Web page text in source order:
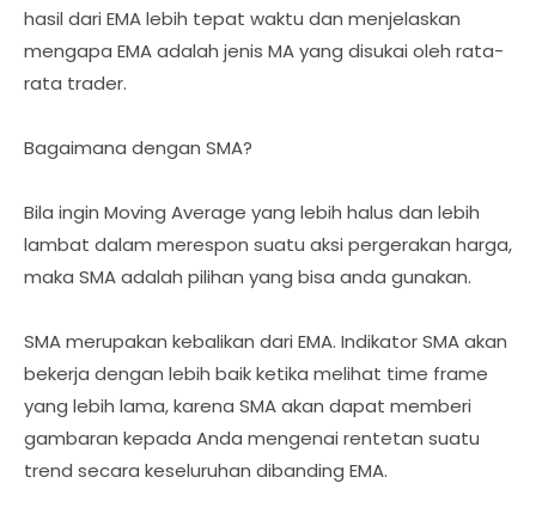
hasil dari EMA lebih tepat waktu dan menjelaskan
mengapa EMA adalah jenis MA yang disukai oleh rata-
rata trader.
Bagaimana dengan SMA?
Bila ingin Moving Average yang lebih halus dan lebih
lambat dalam merespon suatu aksi pergerakan harga,
maka SMA adalah pilihan yang bisa anda gunakan.
SMA merupakan kebalikan dari EMA. Indikator SMA akan
bekerja dengan lebih baik ketika melihat time frame
yang lebih lama, karena SMA akan dapat memberi
gambaran kepada Anda mengenai rentetan suatu
trend secara keseluruhan dibanding EMA.